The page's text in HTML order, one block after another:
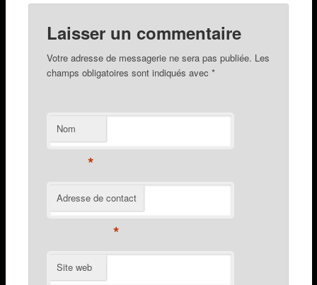
Laisser un commentaire
Votre adresse de messagerie ne sera pas publiée. Les
champs obligatoires sont indiqués avec *
Nom
*
Adresse de contact
*
Site web